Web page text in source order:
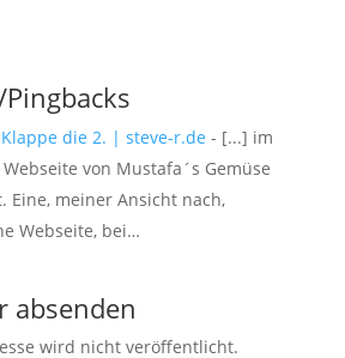
die 2. | steve-r.de - [...] im
von Mustafa´s Gemüse
Eine, meiner Ansicht nach,
Webseite, bei…
absenden
wird nicht veröffentlicht.